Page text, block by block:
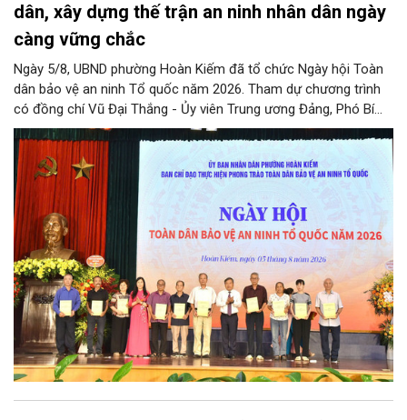
dân, xây dựng thế trận an ninh nhân dân ngày
càng vững chắc
Ngày 5/8, UBND phường Hoàn Kiếm đã tổ chức Ngày hội Toàn
dân bảo vệ an ninh Tổ quốc năm 2026. Tham dự chương trình
có đồng chí Vũ Đại Thắng - Ủy viên Trung ương Đảng, Phó Bí
thư Thành ủy, Chủ tịch UBND thành phố; Đại tá Nguyễn Tiến Đạt,
Ủy viên Ban Thường vụ Đảng ủy, Phó Giám đốc Công an thành
phố Hà Nội, cùng dự có các đồng chí đại diện lãnh đạo các Sở,
ban, ngành thuộc Thành phố Hà Nội, các phòng nghiệp vụ Công
an Thành phố Hà Nội.